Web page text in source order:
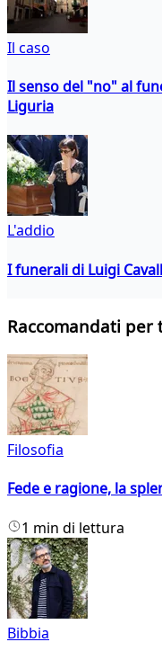
Il caso
Il senso del "no" al
Liguria
L'addio
I funerali di Luigi
Raccomandati per
Filosofia
Fede e ragione, la
1 min di lettura
Bibbia